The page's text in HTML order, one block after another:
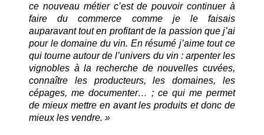
ce nouveau métier c’est de pouvoir continuer à
faire du commerce comme je le faisais
auparavant tout en profitant de la passion que j’ai
pour le domaine du vin. En résumé j’aime tout ce
qui tourne autour de l’univers du vin : arpenter les
vignobles à la recherche de nouvelles cuvées,
connaître les producteurs, les domaines, les
cépages, me documenter… ; ce qui me permet
de mieux mettre en avant les produits et donc de
mieux les vendre. »